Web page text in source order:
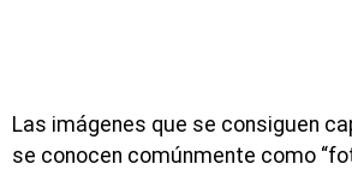
Las imágenes que se consiguen
se conocen comúnmente como